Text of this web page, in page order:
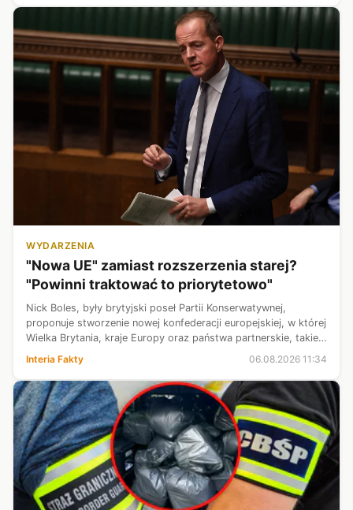
WYDARZENIA
"Nowa UE" zamiast rozszerzenia starej?
"Powinni traktować to priorytetowo"
Nick Boles, były brytyjski poseł Partii Konserwatywnej,
proponuje stworzenie nowej konfederacji europejskiej, w której
Wielka Brytania, kraje Europy oraz państwa partnerskie, takie
bezpieczeństwa. ...
Interia Fakty 06.08.2026 11:34